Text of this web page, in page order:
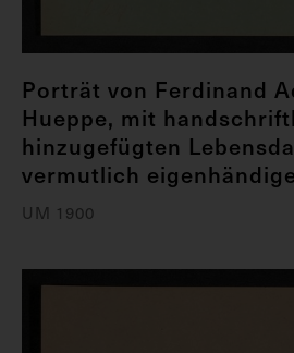
Porträt von Ferdinand
Hueppe, mit
hinzugefügten
vermutlich
UM 1900